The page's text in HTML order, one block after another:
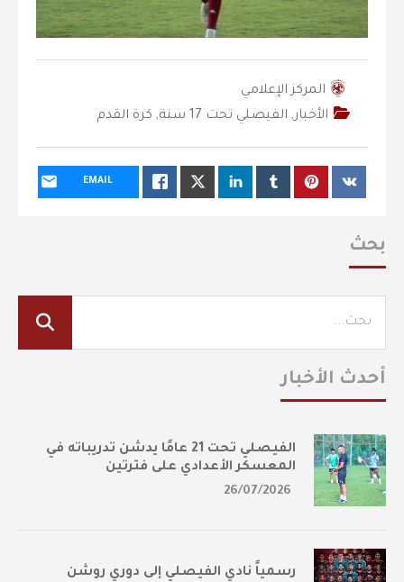
المركز الإعلامي
الأخبار, ‫الفيصلي‬⁩ تحت 17 سنة , كرة القدم
EMAIL
بحث
أحدث الأخبار
الفيصلي تحت 21 عامًا يدشن تدريباته في
المعسكر الأعدادي على فترتين
26/07/2026
رسمياً نادي الفيصلي إلى دوري روشن